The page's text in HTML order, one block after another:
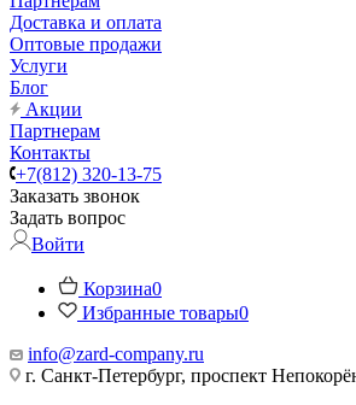
Доставка и оплата
Оптовые продажи
Услуги
Блог
Акции
Партнерам
Контакты
+7(812) 320-13-75
Заказать звонок
Задать вопрос
Войти
Корзина0
Избранные товары0
info@zard-company.ru
г. Санкт-Петербург, проспект